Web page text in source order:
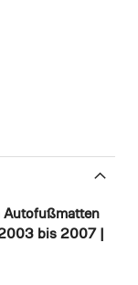
Autofußmatten
bis 2007 |